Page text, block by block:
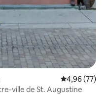
Évaluation
4,96 (77)
ville de St. Augustine